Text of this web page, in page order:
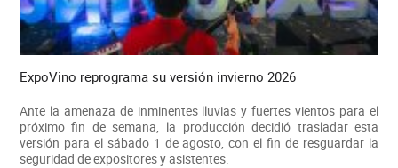
ExpoVino reprograma su versión invierno 2026
Ante la amenaza de inminentes lluvias y fuertes vientos para el
próximo fin de semana, la producción decidió trasladar esta
versión para el sábado 1 de agosto, con el fin de resguardar la
seguridad de expositores y asistentes.